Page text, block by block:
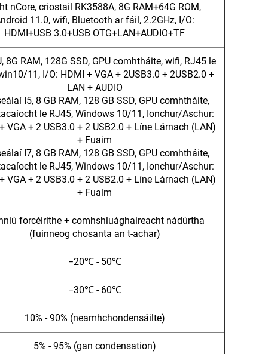
nCore, criostail RK3588A, 8G RAM+64G ROM,
11.0, wifi, Bluetooth ar fáil, 2.2GHz, I/O:
HDMI+USB 3.0+USB OTG+LAN+AUDIO+TF
8G RAM, 128G SSD, GPU comhtháite, wifi, RJ45 le
11, I/O: HDMI + VGA + 2USB3.0 + 2USB2.0 +
LAN + AUDIO
I5, 8 GB RAM, 128 GB SSD, GPU comhtháite,
le RJ45, Windows 10/11, Ionchur/Aschur:
VGA + 2 USB3.0 + 2 USB2.0 + Líne Lárnach (LAN)
+ Fuaim
I7, 8 GB RAM, 128 GB SSD, GPU comhtháite,
le RJ45, Windows 10/11, Ionchur/Aschur:
VGA + 2 USB3.0 + 2 USB2.0 + Líne Lárnach (LAN)
+ Fuaim
forcéirithe + comhshluághaireacht nádúrtha
(fuinneog chosanta an t-achar)
−20℃ - 50℃
−30℃ - 60℃
10% - 90% (neamhchondensáilte)
5% - 95% (gan condensation)